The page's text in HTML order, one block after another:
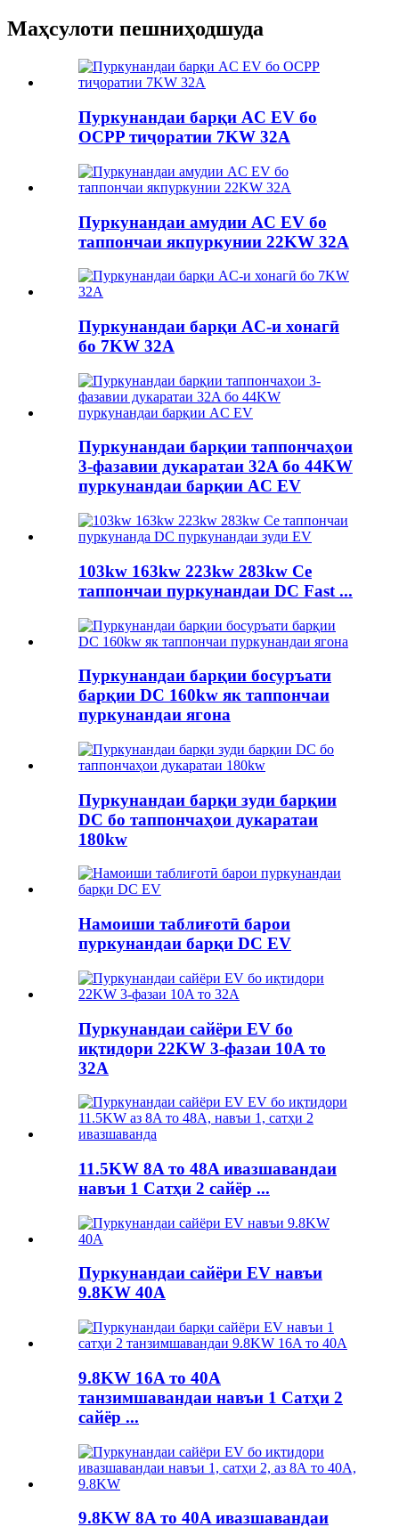
Маҳсулоти пешниҳодшуда
Пуркунандаи барқи AC EV бо
OCPP тиҷоратии 7KW 32A
Пуркунандаи амудии AC EV бо
таппончаи якпуркунии 22KW 32A
Пуркунандаи барқи AC-и хонагӣ
бо 7KW 32A
Пуркунандаи барқии таппончаҳои
3-фазавии дукаратаи 32A бо 44KW
пуркунандаи барқии AC EV
103kw 163kw 223kw 283kw Се
таппончаи пуркунандаи DC Fast ...
Пуркунандаи барқии босуръати
барқии DC 160kw як таппончаи
пуркунандаи ягона
Пуркунандаи барқи зуди барқии
DC бо таппончаҳои дукаратаи
180kw
Намоиши таблиғотӣ барои
пуркунандаи барқи DC EV
Пуркунандаи сайёри EV бо
иқтидори 22KW 3-фазаи 10A то
32A
11.5KW 8A то 48A ивазшавандаи
навъи 1 Сатҳи 2 сайёр ...
Пуркунандаи сайёри EV навъи
9.8KW 40A
9.8KW 16A то 40A
танзимшавандаи навъи 1 Сатҳи 2
сайёр ...
9.8KW 8A то 40A ивазшавандаи